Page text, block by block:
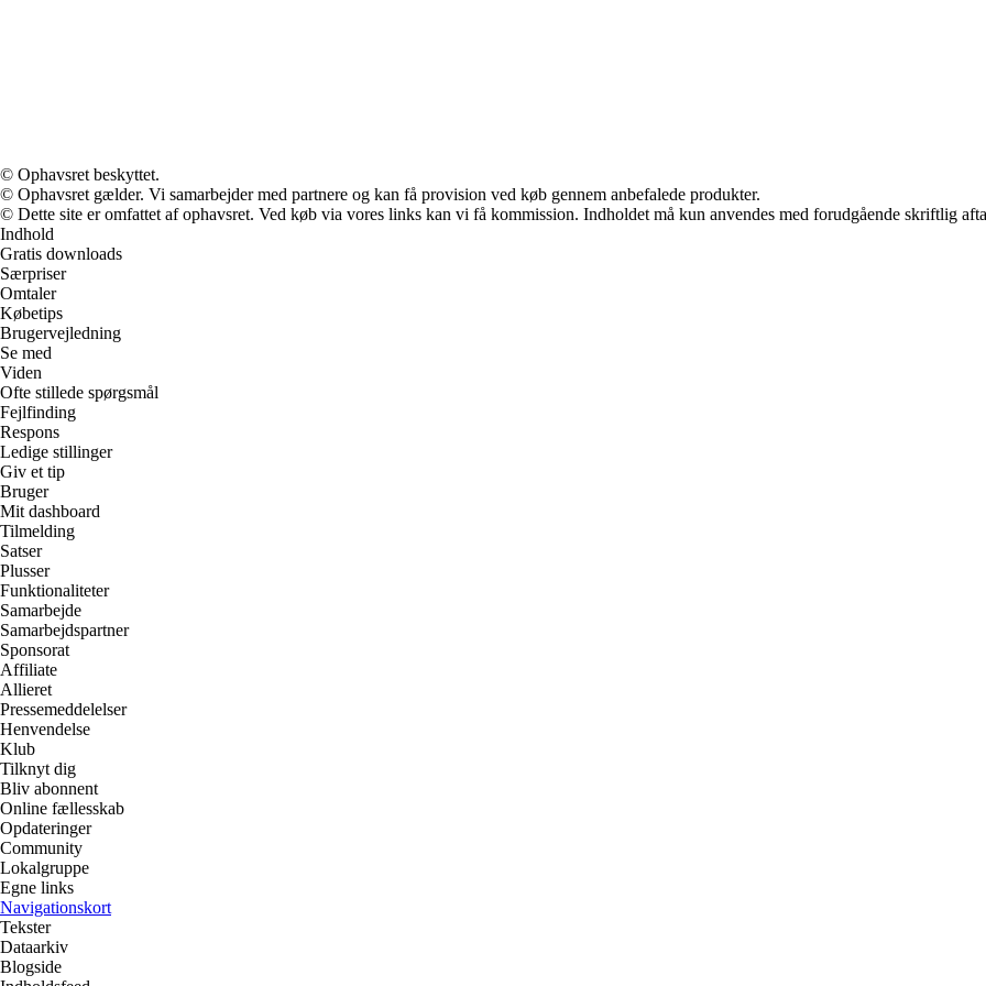
© Ophavsret beskyttet.
© Ophavsret gælder. Vi samarbejder med partnere og kan få provision ved køb gennem anbefalede produkter.
© Dette site er omfattet af ophavsret. Ved køb via vores links kan vi få kommission. Indholdet må kun anvendes med forudgående skriftlig
Indhold
Gratis downloads
Særpriser
Omtaler
Købetips
Brugervejledning
Se med
Viden
Ofte stillede spørgsmål
Fejlfinding
Respons
Ledige stillinger
Giv et tip
Bruger
Mit dashboard
Tilmelding
Satser
Plusser
Funktionaliteter
Samarbejde
Samarbejdspartner
Sponsorat
Affiliate
Allieret
Pressemeddelelser
Henvendelse
Klub
Tilknyt dig
Bliv abonnent
Online fællesskab
Opdateringer
Community
Lokalgruppe
Egne links
Navigationskort
Tekster
Dataarkiv
Blogside